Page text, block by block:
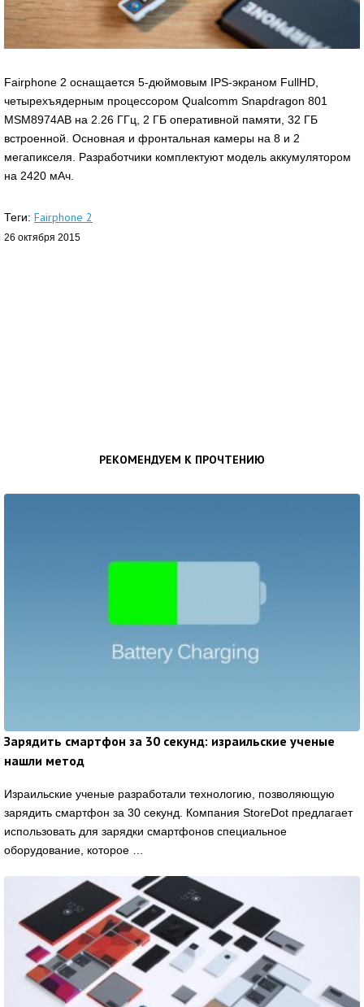
Fairphone 2 оснащается 5-дюймовым IPS-экраном FullHD,
четырехъядерным процессором Qualcomm Snapdragon 801
MSM8974AB на 2.26 ГГц, 2 ГБ оперативной памяти, 32 ГБ
встроенной. Основная и фронтальная камеры на 8 и 2
мегапикселя. Разработчики комплектуют модель аккумулятором
на 2420 мАч.
Теги: Fairphone 2
26 октября 2015
РЕКОМЕНДУЕМ К ПРОЧТЕНИЮ
Зарядить смартфон за 30 секунд: израильские ученые
нашли метод
Израильские ученые разработали технологию, позволяющую
зарядить смартфон за 30 секунд. Компания StoreDot предлагает
использовать для зарядки смартфонов специальное
оборудование, которое …